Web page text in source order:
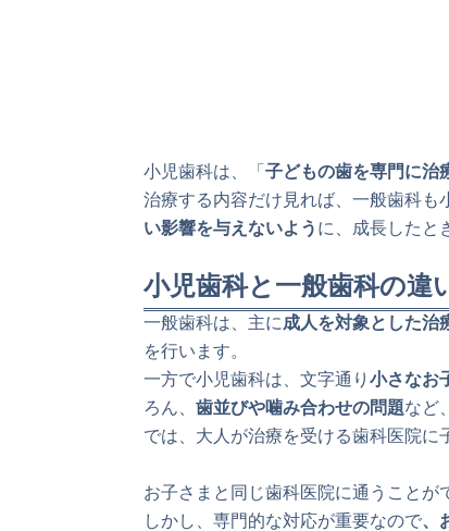
小児歯科は、「 子どもの歯を専門に治
治療する内容だけ見れば、一般歯科も
い影響を与えないよう に、成長したと
小児歯科と一般歯科の違
一般歯科は、主に成人を対象とした治
を行います。
一方で小児歯科は、文字通り 小さなお
ろん、 歯並びや噛み合わせの問題など
では、大人が治療を受ける歯科医院に
お子さまと同じ歯科医院に通うことが
しかし、専門的な対応が重要なので、